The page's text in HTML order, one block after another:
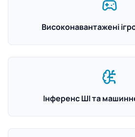
Високонавантажені
Інференс ШІ та